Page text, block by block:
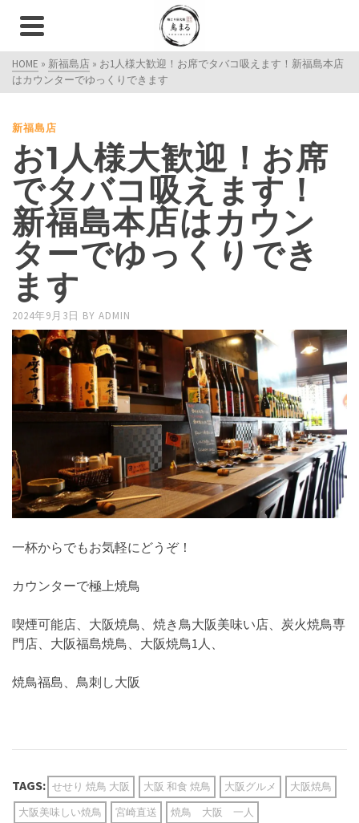
HOME » 新福島店 » お1人様大歓迎！お席でタバコ吸えます！新福島本店
はカウンターでゆっくりできます
新福島店
お1人様大歓迎！お席
でタバコ吸えます！
新福島本店はカウン
ターでゆっくりでき
ます
2024年9月3日 BY ADMIN
一杯からでもお気軽にどうぞ！
カウンターで極上焼鳥
喫煙可能店、大阪焼鳥、焼き鳥大阪美味い店、炭火焼鳥専
門店、大阪福島焼鳥、大阪焼鳥1人、
焼鳥福島、鳥刺し大阪
TAGS: せせり 焼鳥 大阪 大阪 和食 焼鳥 大阪グルメ
大阪焼鳥
大阪美味しい焼鳥
宮崎直送
焼鳥 大阪 一人